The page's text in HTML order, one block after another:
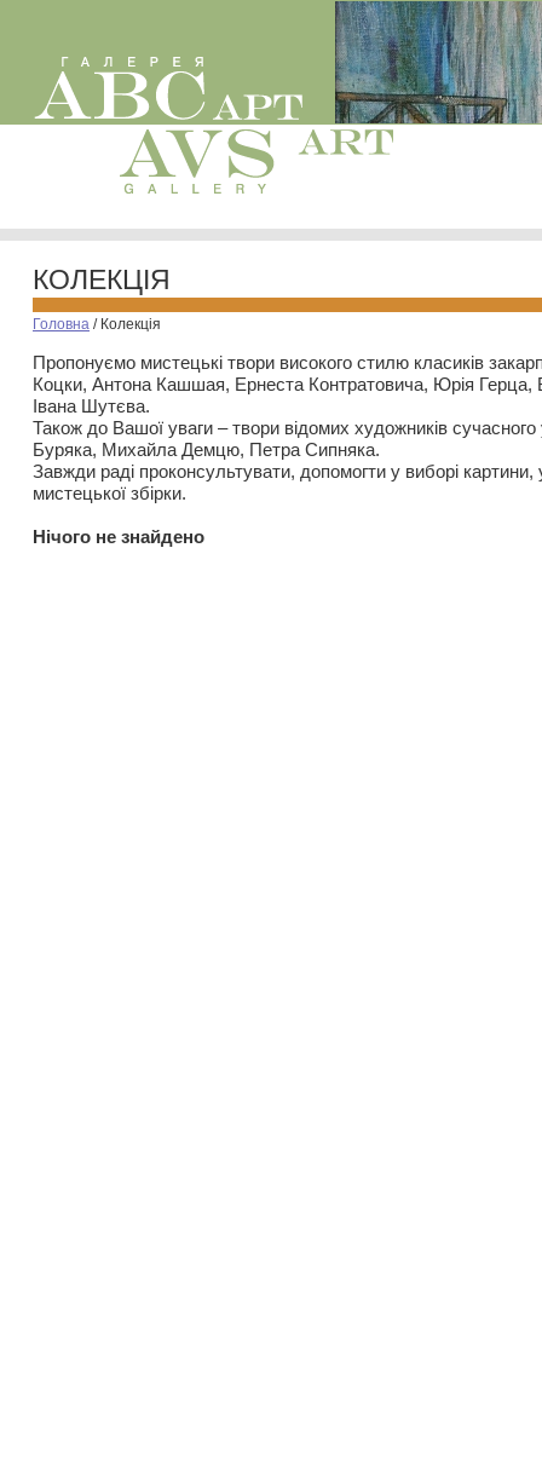
КОЛЕКЦІЯ
Головна / Колекція
Пропонуємо мистецькі твори високого стилю класиків
Коцки, Антона Кашшая, Ернеста Контратовича, Юрія
Івана Шутєва.
Також до Вашої уваги – твори відомих художників
Буряка, Михайла Демцю, Петра Сипняка.
Завжди раді проконсультувати, допомогти у виборі картини,
мистецької збірки.
Нiчого не знайдено